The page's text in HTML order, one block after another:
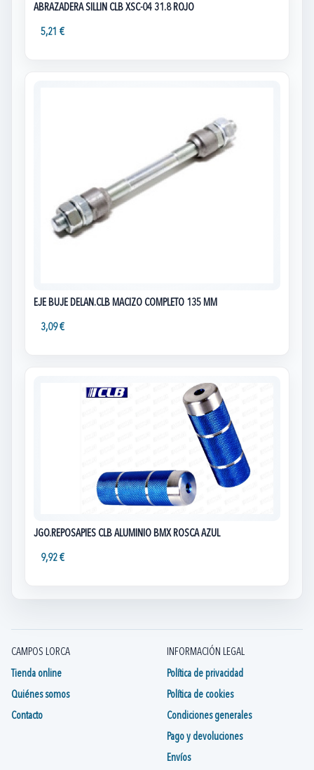
ABRAZADERA SILLIN CLB XSC-04 31.8 ROJO
5,21 €
EJE BUJE DELAN.CLB MACIZO COMPLETO 135 MM
3,09 €
JGO.REPOSAPIES CLB ALUMINIO BMX ROSCA AZUL
9,92 €
CAMPOS LORCA
Tienda online
Quiénes somos
Contacto
INFORMACIÓN LEGAL
Política de privacidad
Política de cookies
Condiciones generales
Pago y devoluciones
Envíos